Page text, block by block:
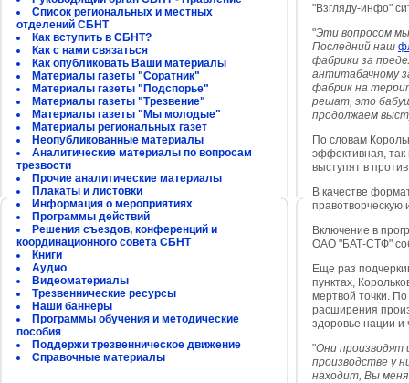
Список региональных и местных
отделений СБНТ
Как вступить в СБНТ?
Как с нами связаться
Как опубликовать Ваши материалы
Материалы газеты "Соратник"
Материалы газеты "Подспорье"
Материалы газеты "Трезвение"
Материалы газеты "Мы молодые"
Материалы региональных газет
Неопубликованные материалы
Аналитические материалы по вопросам
трезвости
Прочие аналитические материалы
Плакаты и листовки
Информация о мероприятиях
Программы действий
Решения съездов, конференций и
координационного совета СБНТ
Книги
Аудио
Видеоматериалы
Трезвеннические ресурсы
Наши баннеры
Программы обучения и методические
пособия
Поддержи трезвенническое движение
Справочные материалы
"Взгляду-инфо"
"Эти вопросом мы
Последний наш
фабрики за
антитабачному
фабрик на
решат, это
продолжаем
По словам
эффективная, так
выступят в
В качестве
правотворческую
Включение в
ОАО "БАТ-СТФ"
Еще раз
пунктах,
мертвой точки.
расширения
здоровье нации и
"Они производят
производстве у
находит, Вы